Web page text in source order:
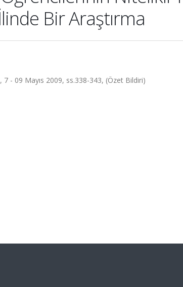
Bir Araştırma
- 09 Mayıs 2009, ss.338-343, (Özet Bildiri)